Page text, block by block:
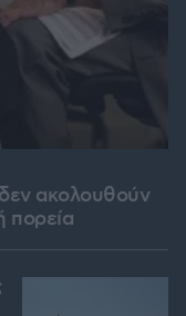
ακολουθούν
πορεία